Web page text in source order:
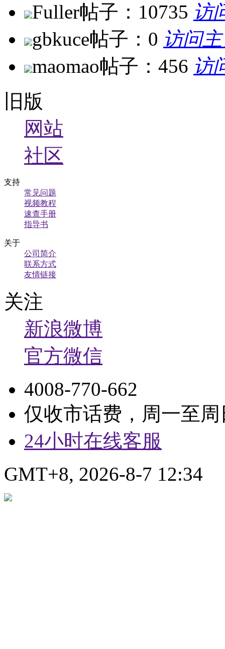
Fuller帖子：10735 访
gbkuce帖子：0 访问
maomao帖子：456 访
旧版
网站
社区
支持
常见问题
视频教程
速查手册
指导书
关于
公司简介
联系方式
友情链接
关注
新浪微博
官方微信
4008-770-662
仅收市话费，周一至周
24小时在线客服
GMT+8, 2026-8-7 12:34